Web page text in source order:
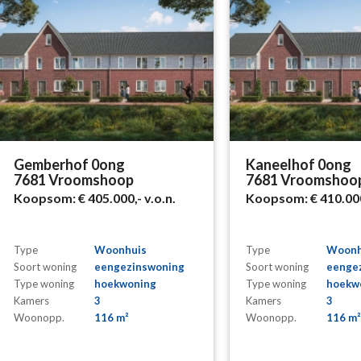
Gemberhof 0ong
7681 Vroomshoop
Koopsom:€ 405.000,- v.o.n.
Type
Woonhuis
Soort woning
eengezinswoning
Type woning
hoekwoning
Kamers
3
Woonopp.
116 m²
Kaneelhof 0ong
7681
Koopsom:€
Type
Soort woning
Type woning
Kamers
3
Woonopp.
116 m²